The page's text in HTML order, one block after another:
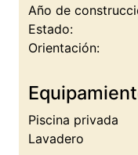
Año de
Estado:
Orientación:
Piscina privada
Lavadero